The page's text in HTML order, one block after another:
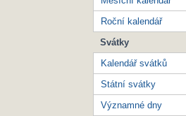
Roční kalendář
Svátky
Kalendář svátků
Státní svátky
Významné dny